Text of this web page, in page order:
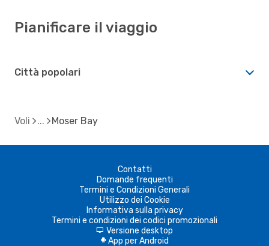
Pianificare il viaggio
Città popolari
Voli Moser Bay
Contatti
Domande frequenti
Termini e Condizioni Generali
Utilizzo dei Cookie
Informativa sulla privacy
Termini e condizioni dei codici promozionali
d Versione desktop
A App per Android